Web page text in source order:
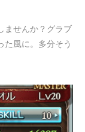
ませんか？グラブ
た風に。多分そう